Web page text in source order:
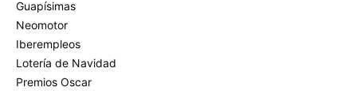
Guapísimas
Neomotor
Iberempleos
Lotería de Navidad
Premios Oscar